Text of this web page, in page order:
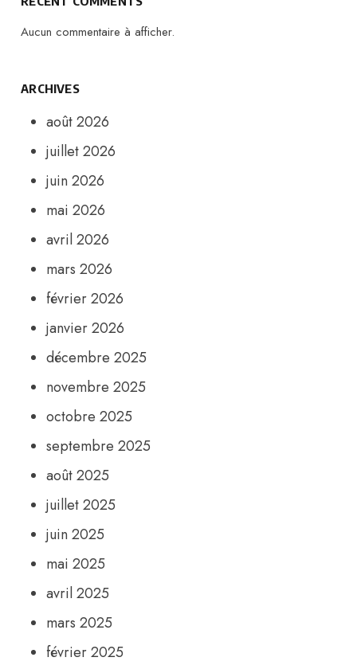
Aucun commentaire à afficher.
ARCHIVES
août 2026
juillet 2026
juin 2026
mai 2026
avril 2026
mars 2026
février 2026
janvier 2026
décembre 2025
novembre 2025
octobre 2025
septembre 2025
août 2025
juillet 2025
juin 2025
mai 2025
avril 2025
mars 2025
février 2025